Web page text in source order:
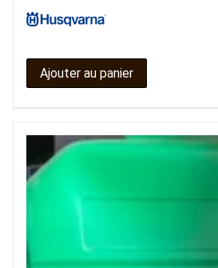
Ajouter au panier